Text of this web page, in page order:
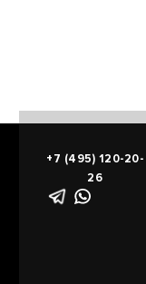
+7 (495) 120-20-
26